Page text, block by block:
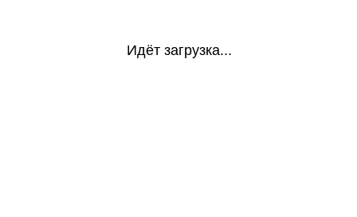
Идёт загрузка...